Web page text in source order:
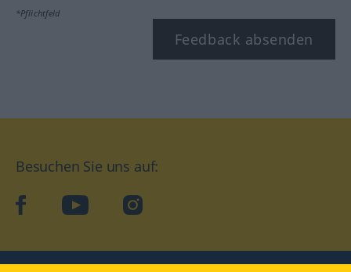
*Pflichtfeld
Feedback absenden
Besuchen Sie uns auf:
facebookYouTube Instagram